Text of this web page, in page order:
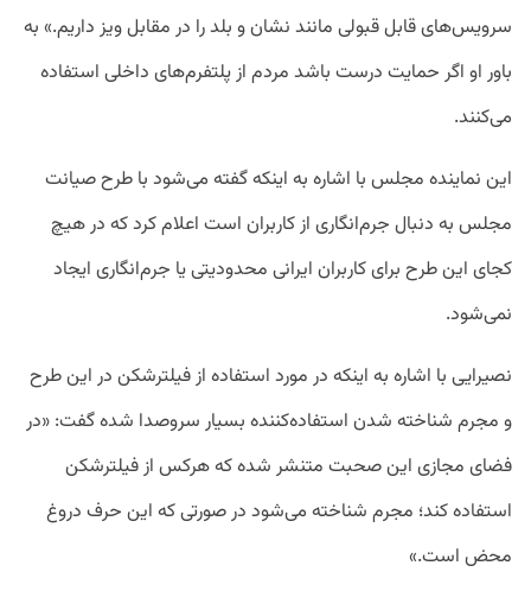
سرویس‌های قابل قبولی مانند نشان و بلد را در مقابل ویز داریم.» به
باور او اگر حمایت درست باشد مردم از پلتفرم‌های داخلی استفاده
می‌کنند.
این نماینده مجلس با اشاره به اینکه گفته می‌شود با طرح صیانت
مجلس به دنبال جرم‌انگاری از کاربران است اعلام کرد که در هیچ
کجای این طرح برای کاربران ایرانی محدودیتی یا جرم‌انگاری ایجاد
نمی‌شود.
نصیرایی با اشاره به اینکه در مورد استفاده از فیلتر‌شکن در این طرح
و مجرم شناخته شدن استفاده‌کننده بسیار سروصدا شده گفت: «در
فضای مجازی این صحبت متنشر شده که هرکس از فیلترشکن
استفاده کند؛ مجرم شناخته می‌شود در صورتی که این حرف دروغ
محض است.»